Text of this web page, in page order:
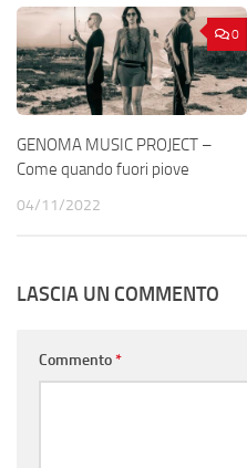
0
GENOMA MUSIC PROJECT –
Come quando fuori piove
04/11/2022
LASCIA UN COMMENTO
Commento*